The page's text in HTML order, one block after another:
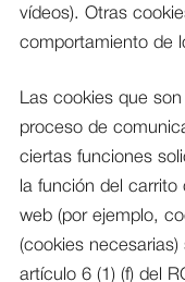
vídeos). Otras
comportamiento de
Las cookies que
proceso de
ciertas funciones
la función del
web (por ejemplo,
(cookies
artículo 6 (1) (f) del